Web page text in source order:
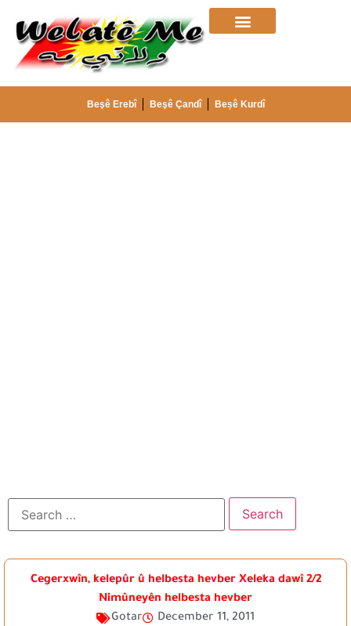
Beşê Erebî Beşê Çandî Beșê Kurdî
Cegerxwîn, kelepûr û helbesta hevber Xeleka dawî 2/2
Nimûneyên helbesta hevber
Gotar
December 11, 2011